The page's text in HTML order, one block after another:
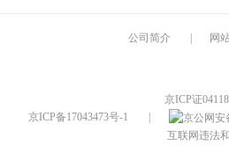
公司简介 网
京ICP证
京ICP备17043473号-1
互联网违法